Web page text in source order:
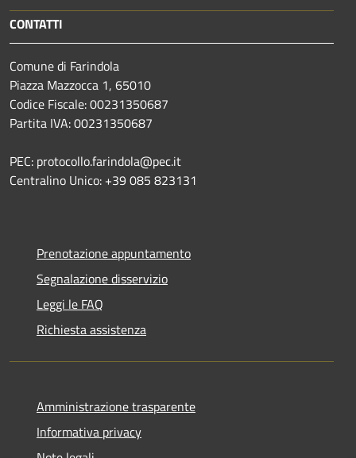
CONTATTI
Comune di Farindola
Piazza Mazzocca 1, 65010
Codice Fiscale: 00231350687
Partita IVA: 00231350687
PEC: protocollo.farindola@pec.it
Centralino Unico: +39 085 823131
Prenotazione appuntamento
Segnalazione disservizio
Leggi le FAQ
Richiesta assistenza
Amministrazione trasparente
Informativa privacy